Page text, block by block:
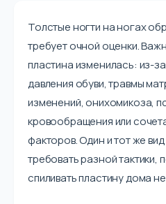
Толстые ногти на ногах
требует очной оценки.
пластина изменилась: из-
давления обуви, травмы
изменений, онихомикоза,
кровообращения или
факторов. Один и тот же
требовать разной тактики,
спиливать пластину дома